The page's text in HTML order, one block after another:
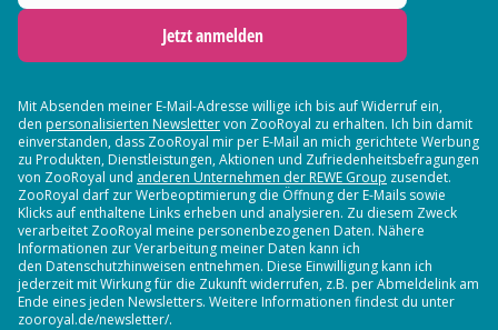
Jetzt anmelden
Mit Absenden meiner E-Mail-Adresse willige ich bis auf Widerruf ein,
den personalisierten Newslettervon ZooRoyal zu erhalten. Ich bin damit
einverstanden, dass ZooRoyal mir per E-Mail an mich gerichtete Werbung
zu Produkten, Dienstleistungen, Aktionen und Zufriedenheitsbefragungen
von ZooRoyal und anderen Unternehmen der REWE Group zusendet.
ZooRoyal darf zur Werbeoptimierung die Öffnung der E-Mails sowie
Klicks auf enthaltene Links erheben und analysieren. Zu diesem Zweck
verarbeitet ZooRoyal meine personenbezogenen Daten. Nähere
Informationen zur Verarbeitung meiner Daten kann ich
den Datenschutzhinweisen entnehmen. Diese Einwilligung kann ich
jederzeit mit Wirkung für die Zukunft widerrufen, z.B. per Abmeldelink am
Ende eines jeden Newsletters. Weitere Informationen findest du unter
zooroyal.de/newsletter/.